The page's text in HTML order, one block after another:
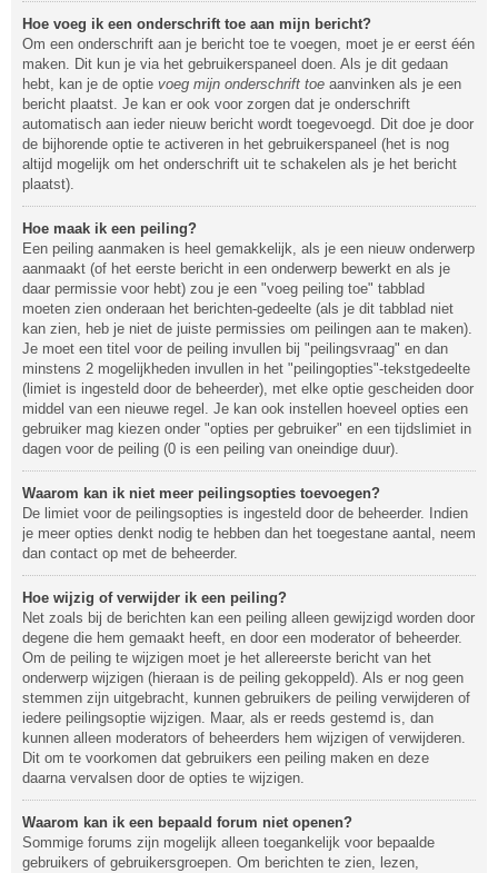
Hoe voeg ik een onderschrift toe aan mijn bericht?
Om een onderschrift aan je bericht toe te voegen, moet je er eerst één
maken. Dit kun je via het gebruikerspaneel doen. Als je dit gedaan
hebt, kan je de optie voeg mijn onderschrift toe aanvinken als je een
bericht plaatst. Je kan er ook voor zorgen dat je onderschrift
automatisch aan ieder nieuw bericht wordt toegevoegd. Dit doe je door
de bijhorende optie te activeren in het gebruikerspaneel (het is nog
altijd mogelijk om het onderschrift uit te schakelen als je het bericht
plaatst).
Hoe maak ik een peiling?
Een peiling aanmaken is heel gemakkelijk, als je een nieuw onderwerp
aanmaakt (of het eerste bericht in een onderwerp bewerkt en als je
daar permissie voor hebt) zou je een "voeg peiling toe" tabblad
moeten zien onderaan het berichten-gedeelte (als je dit tabblad niet
kan zien, heb je niet de juiste permissies om peilingen aan te maken).
Je moet een titel voor de peiling invullen bij "peilingsvraag" en dan
minstens 2 mogelijkheden invullen in het "peilingopties"-tekstgedeelte
(limiet is ingesteld door de beheerder), met elke optie gescheiden door
middel van een nieuwe regel. Je kan ook instellen hoeveel opties een
gebruiker mag kiezen onder "opties per gebruiker" en een tijdslimiet in
dagen voor de peiling (0 is een peiling van oneindige duur).
Waarom kan ik niet meer peilingsopties toevoegen?
De limiet voor de peilingsopties is ingesteld door de beheerder. Indien
je meer opties denkt nodig te hebben dan het toegestane aantal, neem
dan contact op met de beheerder.
Hoe wijzig of verwijder ik een peiling?
Net zoals bij de berichten kan een peiling alleen gewijzigd worden door
degene die hem gemaakt heeft, en door een moderator of beheerder.
Om de peiling te wijzigen moet je het allereerste bericht van het
onderwerp wijzigen (hieraan is de peiling gekoppeld). Als er nog geen
stemmen zijn uitgebracht, kunnen gebruikers de peiling verwijderen of
iedere peilingsoptie wijzigen. Maar, als er reeds gestemd is, dan
kunnen alleen moderators of beheerders hem wijzigen of verwijderen.
Dit om te voorkomen dat gebruikers een peiling maken en deze
daarna vervalsen door de opties te wijzigen.
Waarom kan ik een bepaald forum niet openen?
Sommige forums zijn mogelijk alleen toegankelijk voor bepaalde
gebruikers of gebruikersgroepen. Om berichten te zien, lezen,